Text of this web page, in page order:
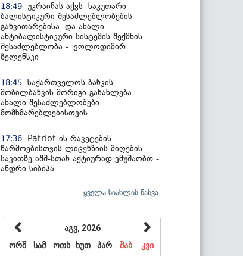
18:49 უკრაინას აქვს საკუთარი
ბალისტიკური შესაძლებლობების
განვითარებისა და ახალი
ანტიბალისტიკური სისტემის შექმნის
შესაძლებლობა - ვოლოდიმირ
ზელენსკი
18:45 საქართველოს ბანკის
მობილბანკის მორიგი განახლება -
ახალი შესაძლებლობები
მომხმარებლებისთვის
17:36
Patriot-ის რაკეტების
წარმოებისთვის ლიცენზიის მიღების
საკითზე აშშ-სთან აქტიურად ვმუშაობთ -
ანდრი სიბიჰა
ყველა სიახლის ნახვა
აგვ, 2026
ორშ
სამ ოთხ ხუთ პარ შაბ
კვი